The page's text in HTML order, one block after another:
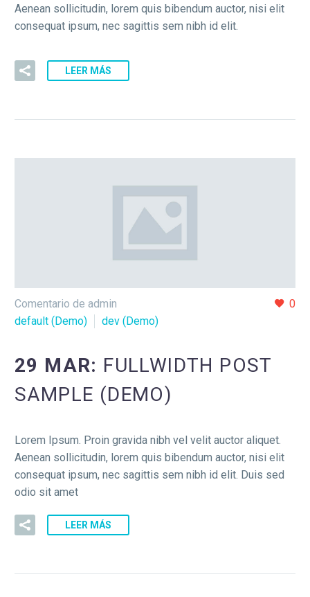
Aenean sollicitudin, lorem quis bibendum auctor, nisi elit
consequat ipsum, nec sagittis sem nibh id elit.
LEER MÁS
0
Comentario de admin
default (Demo)
dev (Demo)
29 MAR: FULLWIDTH POST
SAMPLE (DEMO)
Lorem Ipsum. Proin gravida nibh vel velit auctor aliquet.
Aenean sollicitudin, lorem quis bibendum auctor, nisi elit
consequat ipsum, nec sagittis sem nibh id elit. Duis sed
odio sit amet
LEER MÁS